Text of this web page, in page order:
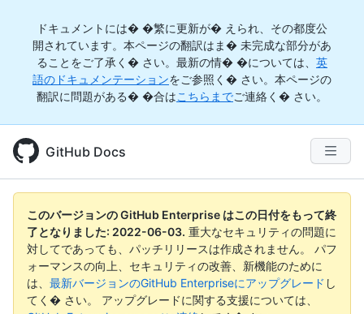
ドキュメントには� �繁に更新が� えられ、その都度公
開されています。本ページの翻訳はま� 未完成な部分があ
ることをご了承く� さい。最新の情� �については、 英
語のドキュメンテーションをご参照く� さい。本ページの
翻訳に問題がある� �合はこちらまでご連絡く� さい。
GitHub Docs
このバージョンの GitHub Enterprise はこの日付をもって終
了となりました: 2022-06-03. 重大なセキュリティの問題に
対してであっても、パッチリリースは作成されません。 パフ
ォーマンスの向上、セキュリティの改善、新機能のために
は、 最新バージョンのGitHub Enterpriseにアップグレード し
てく� さい。 アップグレードに関する支援については、